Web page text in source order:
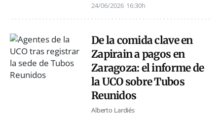
24/06/2026 16:30h
De la comida clave en
Zapirain a pagos en
Zaragoza: el informe de
la UCO sobre Tubos
Reunidos
Alberto Lardiés